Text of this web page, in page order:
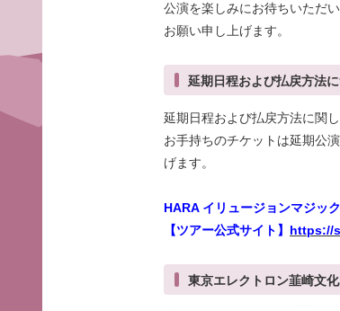
公演を楽しみにお待ちいただ
お願い申し上げます。
延期日程および払戻方法
延期日程および払戻方法に関
お手持ちのチケットは延期公
げます。
HARA イリュージョンマジッ
【ツアー公式サイト】 https://
東京エレクトロン韮崎文